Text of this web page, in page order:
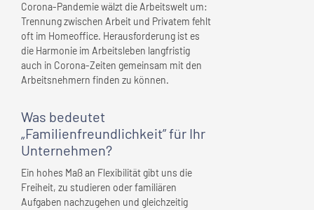
Corona-Pandemie wälzt die Arbeitswelt um:
Trennung zwischen Arbeit und Privatem fehlt
oft im Homeoffice. Herausforderung ist es
die Harmonie im Arbeitsleben langfristig
auch in Corona-Zeiten gemeinsam mit den
Arbeitsnehmern finden zu können.
Was bedeutet
„Familienfreundlichkeit” für Ihr
Unternehmen?
Ein hohes Maß an Flexibilität gibt uns die
Freiheit, zu studieren oder familiären
Aufgaben nachzugehen und gleichzeitig